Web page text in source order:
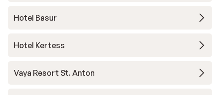
Hotel Basur
Hotel Kertess
Vaya Resort St. Anton